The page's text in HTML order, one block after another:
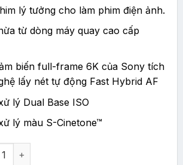
lý tưởng cho làm phim điện ảnh.
từ dòng máy quay cao cấp
biến full-frame 6K của Sony tích
lấy nét tự động Fast Hybrid AF
lý Dual Base ISO
lý màu S-Cinetone™
FX9 Chính hãng số lượng